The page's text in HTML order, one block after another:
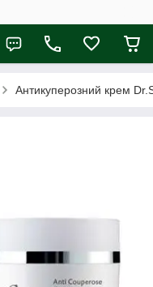
Антикуперозний крем